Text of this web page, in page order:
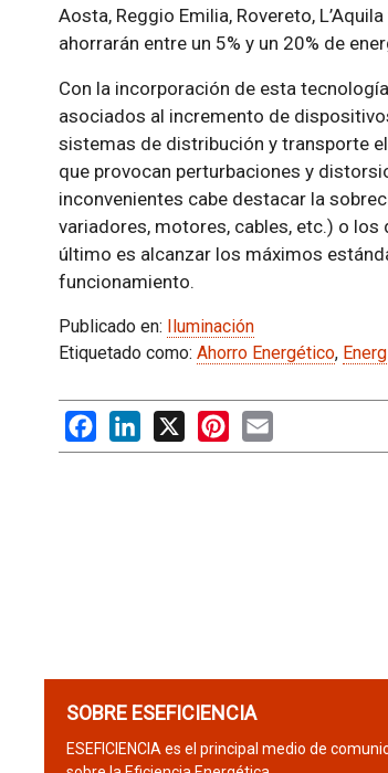
Aosta, Reggio Emilia, Rovereto,
ahorrarán entre un 5% y un 20% de
Con la incorporación de esta
asociados al incremento de
sistemas de distribución y transporte
que provocan perturbaciones y
inconvenientes cabe destacar la
variadores, motores, cables, etc.) o
último es alcanzar los máximos
funcionamiento.
Publicado en: Iluminación
Etiquetado como: Ahorro Energético,
FacebookLinkedIn
X PinterestEmail
SOBRE ESEFICIENCIA
ESEFICIENCIA es el principal medio de